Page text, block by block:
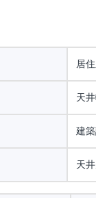
居
天
建
天